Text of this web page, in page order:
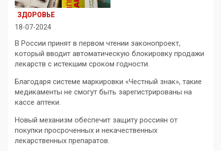
ЗДОРОВЬЕ
18-07-2024
В России принят в первом чтении законопроект,
который вводит автоматическую блокировку продажи
лекарств с истекшим сроком годности.
Благодаря системе маркировки «Честный знак», такие
медикаменты не смогут быть зарегистрированы на
кассе аптеки.
Новый механизм обеспечит защиту россиян от
покупки просроченных и некачественных
лекарственных препаратов.